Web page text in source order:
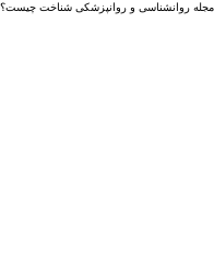
روانشناسی و روانپزشکی شناخت چیست؟